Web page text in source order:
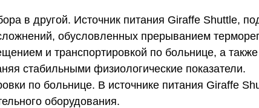
в другой. Источник питания Giraffe Shuttle,
обусловленных прерыванием
и транспортировкой по больнице, а
стабильными физиологические показатели.
по больнице. В источнике питания Giraffe
оборудования.